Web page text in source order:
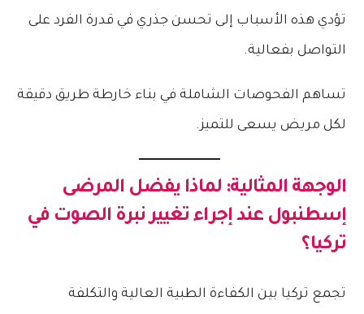
تؤدي هذه الأسباب إلى تحسن جذري في قدرة الفرد على
التواصل بفعالية.
تساهم الفحوصات الشاملة في بناء خارطة طريق دقيقة
لكل مريض يسعى للتميز.
الوجهة المثالية: لماذا يفضل المرضى
إسطنبول عند إجراء تغيير نبرة الصوت في
تركيا؟
تجمع تركيا بين الكفاءة الطبية العالية والتكلفة